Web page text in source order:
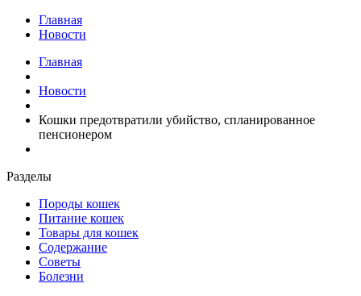
Главная
Новости
Главная
Новости
Кошки предотвратили убийство, спланированное
пенсионером
Разделы
Породы кошек
Питание кошек
Товары для кошек
Содержание
Советы
Болезни